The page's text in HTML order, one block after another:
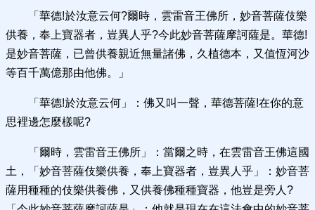
「華德!於汝意云何?爾時，雲雷音王佛所，妙音菩薩伎樂
供養，奉上寶器者，豈異人乎?今此妙音菩薩摩訶薩是。華德!
是妙音菩薩，已曾供養親近無量諸佛，久植德本，又值恆河沙
等百千萬億那由他佛。」
「華德!於汝意云何」：佛又叫一聲，華德菩薩!在你的意
思裡邊怎麼樣呢?
「爾時，雲雷音王佛所」：當爾之時，在雲雷音王佛這國
土，「妙音菩薩伎樂供養，奉上寶器者，豈異人乎」：妙音菩
薩用種種的伎樂供養佛，又供養佛種種寶器，他豈是旁人?